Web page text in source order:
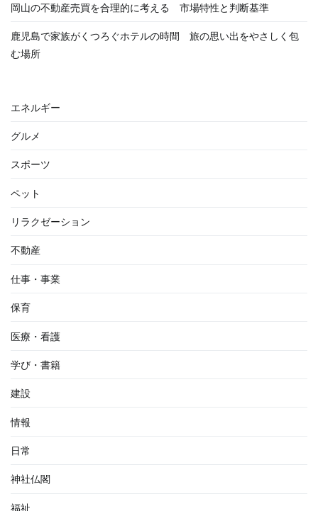
岡山の不動産売買を合理的に考える 市場特性と判断基準
鹿児島で家族がくつろぐホテルの時間 旅の思い出をやさしく包
む場所
エネルギー
グルメ
スポーツ
ペット
リラクゼーション
不動産
仕事・事業
保育
医療・看護
学び・書籍
建設
情報
日常
神社仏閣
福祉